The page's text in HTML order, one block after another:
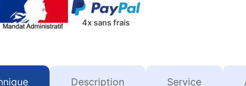
4x sans frais
Description Service